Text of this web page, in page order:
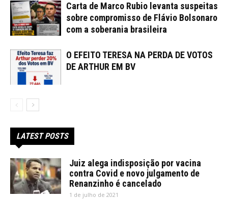
Carta de Marco Rubio levanta suspeitas
sobre compromisso de Flávio Bolsonaro
com a soberania brasileira
O EFEITO TERESA NA PERDA DE VOTOS
DE ARTHUR EM BV
LATEST POSTS
Juiz alega indisposição por vacina
contra Covid e novo julgamento de
Renanzinho é cancelado
1 de julho de 2021